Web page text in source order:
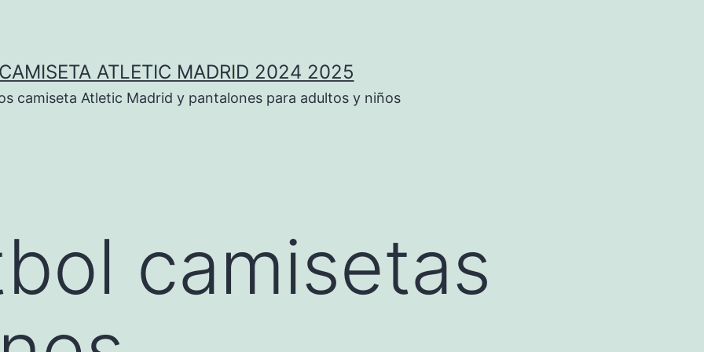
CAMISETA ATLETIC MADRID 2024 2025
camiseta Atletic Madrid y pantalones para adultos y niños
camisetas